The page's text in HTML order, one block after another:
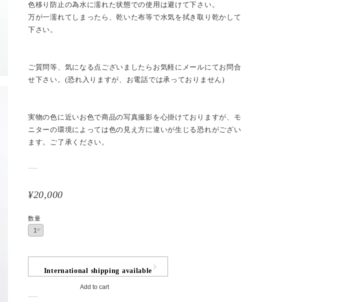
色移り防止の為水に濡れた状態での使用は避けて下さい。
万が一濡れてしまったら、乾いた布等で水気を拭き取り乾かして
下さい。
ご質問等、気になる点ございましたらお気軽にメールにてお問合
せ下さい。(恐れ入りますが、お電話では承っておりません)
実物の色に近いお色で商品の写真撮影を心掛けておりますが、モ
ニターの環境によっては色の見え方に違いが生じる恐れがござい
ます。ご了承ください。
¥20,000
数量
International shipping available
Add to cart